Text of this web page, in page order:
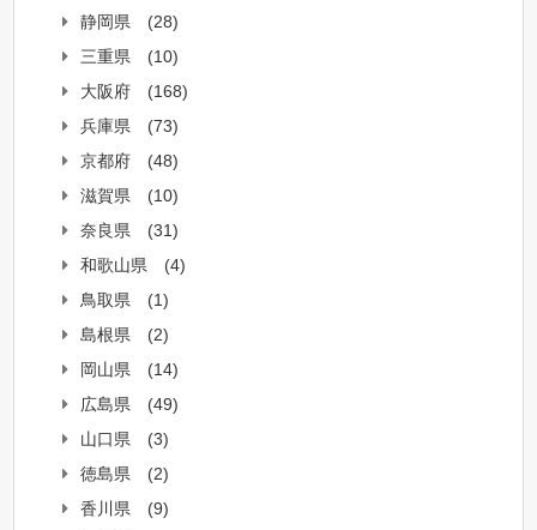
静岡県
(28)
三重県
(10)
大阪府
(168)
兵庫県
(73)
京都府
(48)
滋賀県
(10)
奈良県
(31)
和歌山県
(4)
鳥取県
(1)
島根県
(2)
岡山県
(14)
広島県
(49)
山口県
(3)
徳島県
(2)
香川県
(9)